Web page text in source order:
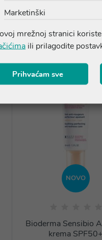
NOVO
Bioderma Sensibio
krema SPF50+
Marketinški
mrežnoj stranici
ili prilagodite
Prihvaćam sve